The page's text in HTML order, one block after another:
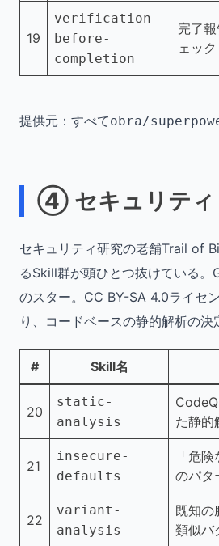
19
verification-
before-
completion
完了
ェッ
提供元：すべてobra/
④ セキュリティ
セキュリティ研究の老舗Trail of
るSkill群が頭ひとつ抜けている
のスター。CC BY-SA 4.0ライセ
り、コードベースの静的解析の決
# Skill名
20
static-
analysis
た静的
21
insecure-
defaults
「危
のパタ
22
variant-
analysis
既知の
類似バ